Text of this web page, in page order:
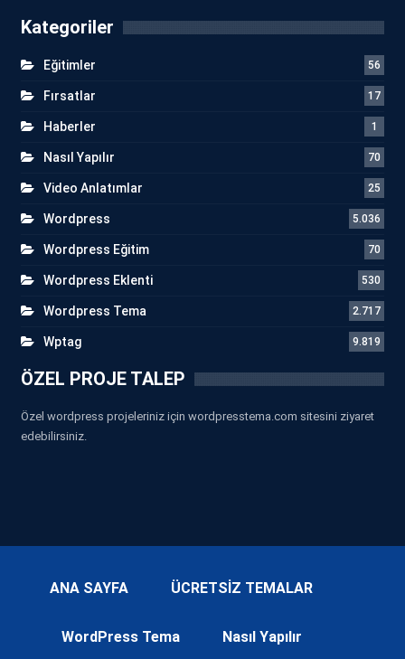
Kategoriler
Eğitimler 56
Fırsatlar 17
Haberler 1
Nasıl Yapılır 70
Video Anlatımlar 25
Wordpress 5.036
Wordpress Eğitim 70
Wordpress Eklenti 530
Wordpress Tema 2.717
Wptag 9.819
ÖZEL PROJE TALEP
Özel wordpress projeleriniz için wordpresstema.com sitesini ziyaret
edebilirsiniz.
ANA SAYFA ÜCRETSİZ TEMALAR
WordPress Tema Nasıl Yapılır